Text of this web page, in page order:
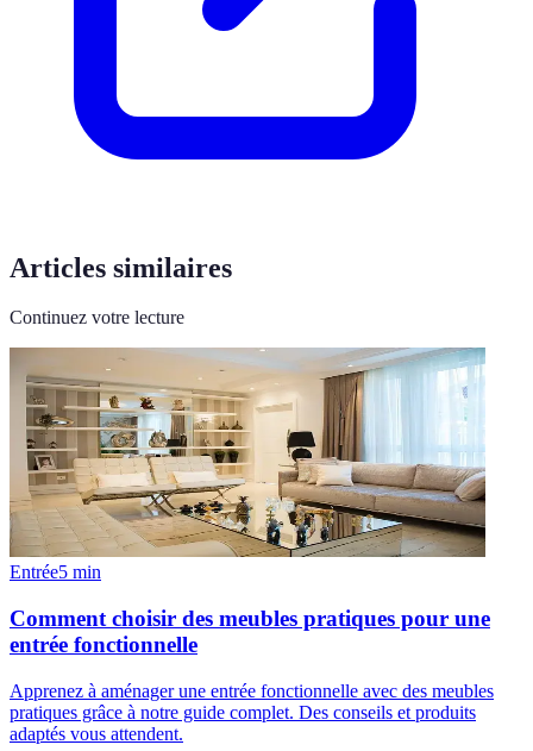
Articles similaires
Continuez votre lecture
Entrée5 min
Comment choisir des meubles pratiques pour une
entrée fonctionnelle
Apprenez à aménager une entrée fonctionnelle avec des meubles
pratiques grâce à notre guide complet. Des conseils et produits
adaptés vous attendent.